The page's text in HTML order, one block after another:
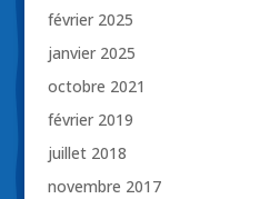
février 2025
janvier 2025
octobre 2021
février 2019
juillet 2018
novembre 2017